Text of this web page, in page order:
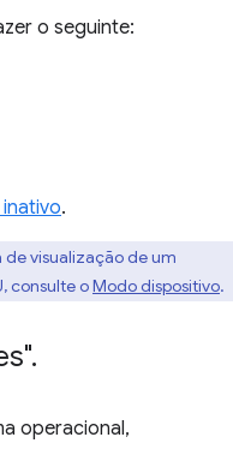
o seguinte:
.
de visualização de um
consulte oModo dispositivo.
.
operacional,